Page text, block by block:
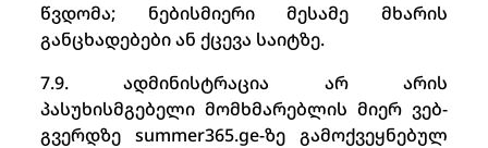
წვდომა; ნებისმიერი მესამე მხარის
განცხადებები ან ქცევა საიტზე.
7.9. ადმინისტრაცია არ არის
პასუხისმგებელი მომხმარებლის მიერ ვებ-
გვერდზე summer365.ge-ზე გამოქვეყნებულ